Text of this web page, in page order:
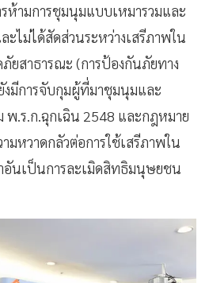
ห้ามการชุมนุมแบบเหมารวมและ
ไม่ได้สัดส่วนระหว่างเสรีภาพใน
ยสาธารณะ (การป้องกันภัยทาง
มีการจับกุมผู้ที่มาชุมนุมและ
พ.ร.ก.ฉุกเฉิน 2548 และกฎหมาย
มหวาดกลัวต่อการใช้เสรีภาพใน
อันเป็นการละเมิดสิทธิมนุษยชน